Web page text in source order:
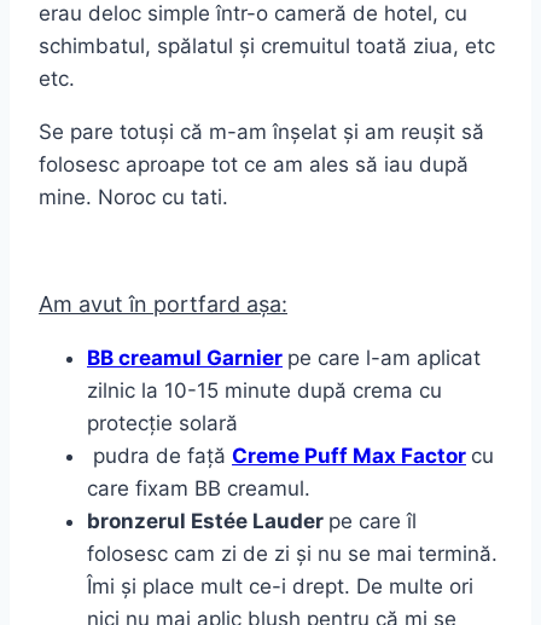
erau deloc simple într-o cameră de hotel, cu
schimbatul, spălatul și cremuitul toată ziua, etc
etc.
Se pare totuși că m-am înșelat și am reușit să
folosesc aproape tot ce am ales să iau după
mine. Noroc cu tati.
Am avut în portfard așa:
BB creamul Garnier pe care l-am aplicat
zilnic la 10-15 minute după crema cu
protecție solară
pudra de față Creme Puff Max Factor cu
care fixam BB creamul.
bronzerul Estée Lauder pe care îl
folosesc cam zi de zi și nu se mai termină.
Îmi și place mult ce-i drept. De multe ori
nici nu mai aplic blush pentru că mi se